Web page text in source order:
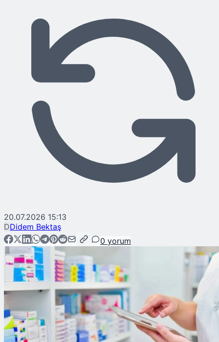
20.07.2026 15:13
DDidem Bektaş
0 yorum